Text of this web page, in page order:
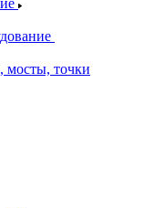
мосты, точки